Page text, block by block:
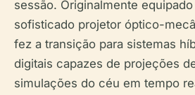
sessão. Originalmente
sofisticado projetor óptico-
fez a transição para sistemas
digitais capazes de projeções
simulações do céu em tempo